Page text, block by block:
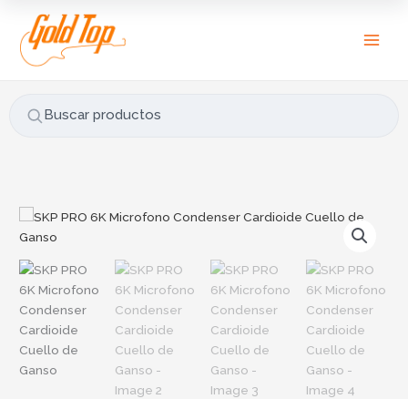
contenido
Buscar productos
u
s
r
:
SKP
PRO
Microfono
Condenser
Cardioide
Cuello
de
Ganso